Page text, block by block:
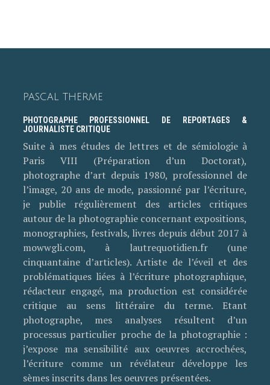
PASCAL THERME
PHOTOGRAPHE PROFESSIONNEL DE REPORTAGES &
JOURNALISTE CRITIQUE
Suite à mes études de lettres et de sémiologie à
Paris VIII (Préparation d’un Doctorat),
photographe d’art depuis 1980, professionnel de
l’image, 20 ans de mode, passionné par l’écriture,
je publie régulièrement des articles critiques
autour de la photographie concernant expositions,
monographies, festivals, livres depuis début 2017 à
mowwgli.com, à lautrequotidien.fr (une
cinquantaine d’articles). Artiste de l’éveil et des
problématiques liées à l’écriture photographique,
rédacteur engagé, ma production est considérée
critique au sens littéraire du terme. Etant
photographe, mes analyses résultent d’un
processus particulier proche de la photographie :
j’expose ma sensibilité aux oeuvres accrochées,
l’écriture comme un révélateur développe les
sèmes inscrits dans les oeuvres présentées.